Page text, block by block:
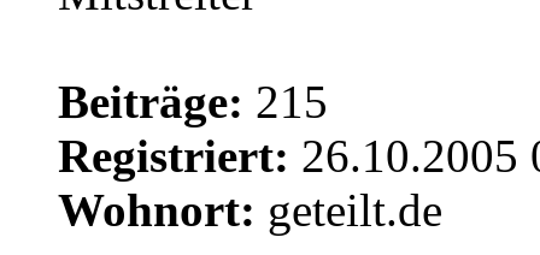
Beiträge: 215
Registriert: 26.10.2005
Wohnort: geteilt.de